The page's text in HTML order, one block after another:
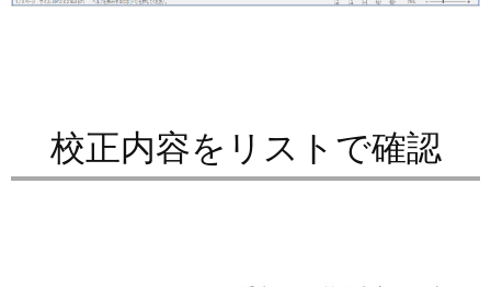
校正内容をリストで確認